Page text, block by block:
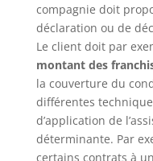
compagnie doit
déclaration ou de
Le client doit par
montant des
la couverture du
différentes
d’application de
déterminante. Par
certains contrats à